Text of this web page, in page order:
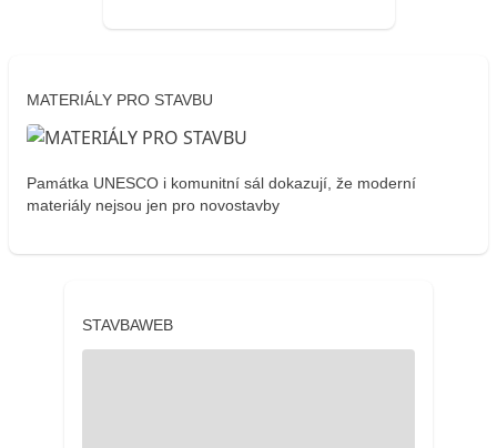
MATERIÁLY PRO STAVBU
Památka UNESCO i komunitní sál dokazují, že moderní
materiály nejsou jen pro novostavby
STAVBAWEB